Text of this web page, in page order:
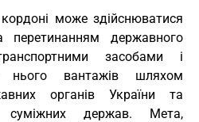
може здійснюватися
перетинанням державного
засобами і
нього вантажів шляхом
органів України та
суміжних держав. Мета,